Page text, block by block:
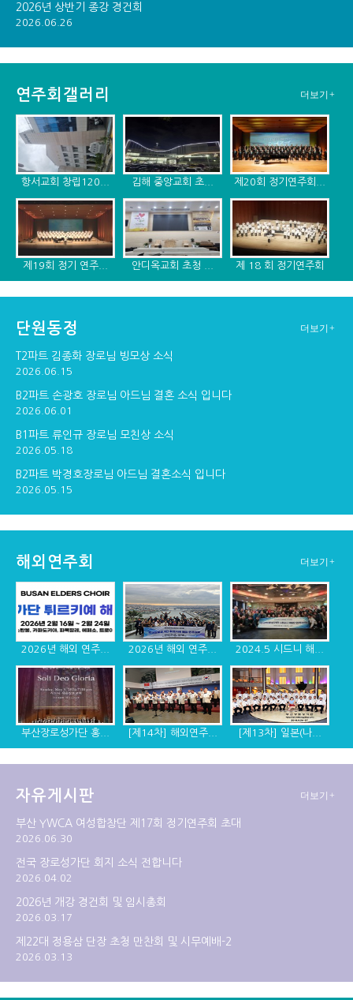
2026년 상반기 종강 경건회
2026.06.26
연주회갤러리 더보기+
항서교회 창립120... 김해 중앙교회 초... 제20회 정기연주회...
제19회 정기 연주... 안디옥교회 초청 ... 제 18 회 정기연주회
구포교회 연주 창단30주년기념 순...
창단 30주년 기념 ...
단원동정 더보기+
T2파트 김종화 장로님 빙모상 소식
2026.06.15
B2파트 손광호 장로님 아드님 결혼 소식 입니다
2026.06.01
B1파트 류인규 장로님 모친상 소식
2026.05.18
B2파트 박경호장로님 아드님 결혼소식 입니다
2026.05.15
해외연주회 더보기+
2026년 해외 연주... 2026년 해외 연주... 2024.5 시드니 해...
부산장로성가단 홍... [제14차] 해외연주... [제13차] 일본(나...
[제12차] 2014년 ... [제11차] 미국 디... [제10차] 캐나다, ...
자유게시판 더보기+
부산 YWCA 여성합창단 제17회 정기연주회 초대
2026.06.30
전국 장로성가단 회지 소식 전합니다
2026.04.02
2026년 개강 경건회 및 임시총회
2026.03.17
제22대 정용삼 단장 초청 만찬회 및 시무예배-2
2026.03.13